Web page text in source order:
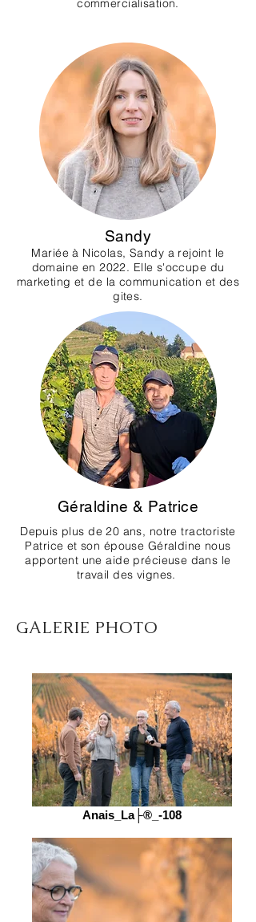
commercialisation.
Sandy
Mariée à Nicolas, Sandy a rejoint le
domaine en 2022. Elle s'occupe du
marketing et de la communication et des
gites.
Géraldine & Patrice
Depuis plus de 20 ans, notre tractoriste
Patrice et son épouse Géraldine nous
apportent une aide précieuse dans le
travail des vignes.
GALERIE PHOTO
Anais_La├®_-108